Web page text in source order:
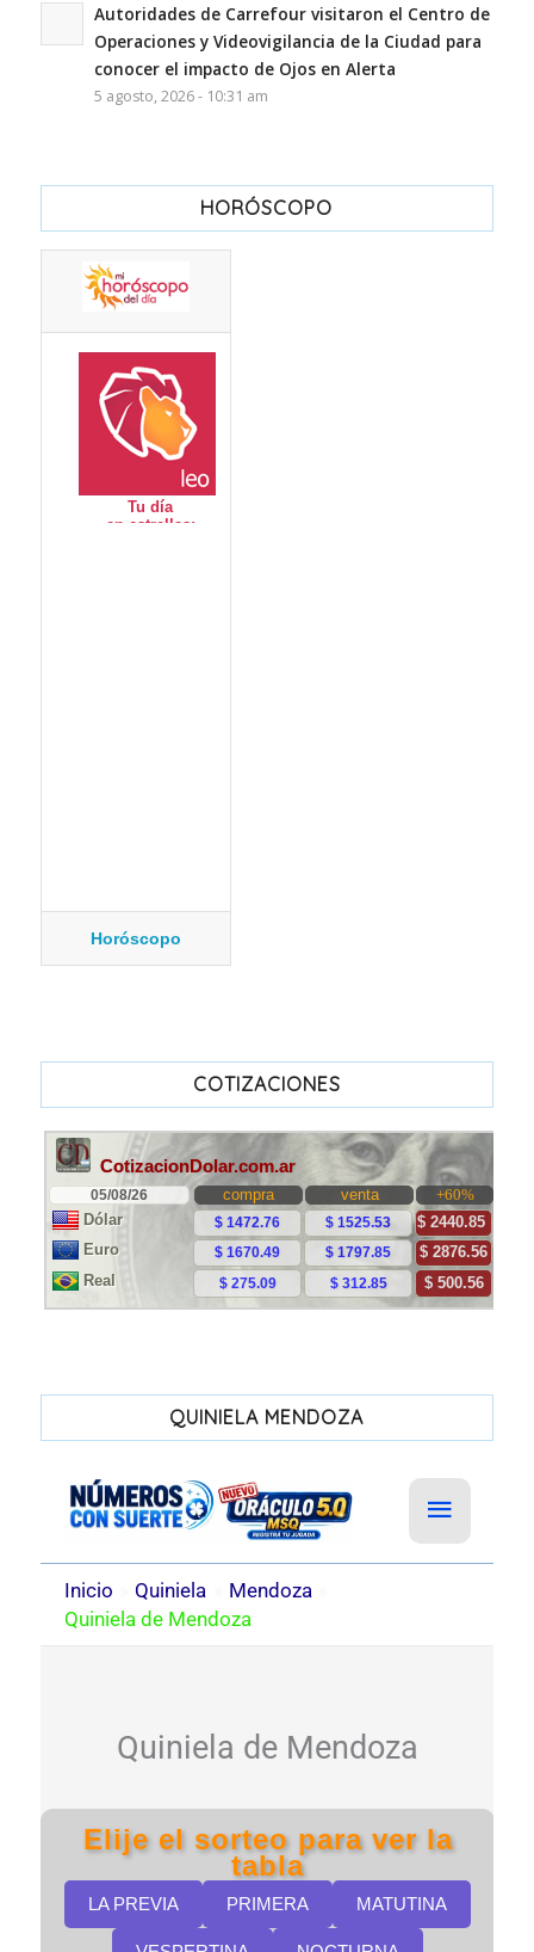
Autoridades de Carrefour visitaron el Centro de
Operaciones y Videovigilancia de la Ciudad para
conocer el impacto de Ojos en Alerta
5 agosto, 2026 - 10:31 am
HORÓSCOPO
Horóscopo
COTIZACIONES
QUINIELA MENDOZA